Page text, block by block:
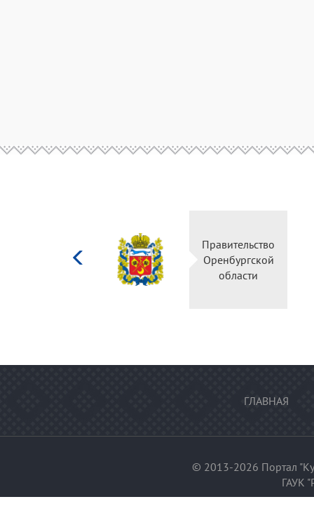
Правительство
Оренбургской
области
ГЛАВНАЯ
© 2013-2026 Портал
ГАУК